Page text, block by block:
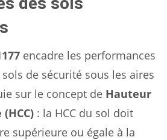
encadre les performances
de sécurité sous les aires
sur le concept de Hauteur
: la HCC du sol doit
supérieure ou égale à la